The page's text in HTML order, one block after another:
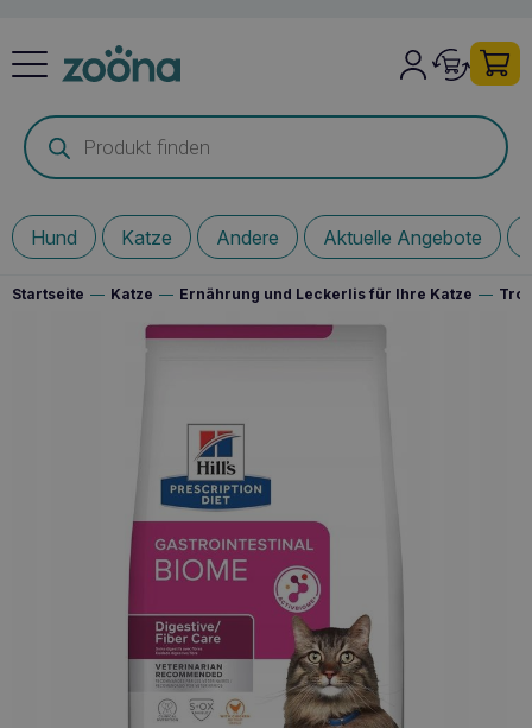
Products
search
Hund Katze Andere Aktuelle Angebote
Startseite — Katze — Ernährung und Leckerlis für Ihre Katze —